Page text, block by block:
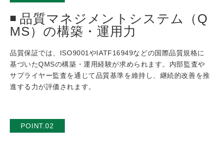
品質マネジメントシステム（Q
MS）の構築・運用力
品質保証では、ISO9001やIATF16949などの国際品質規格に
基づいたQMSの構築・運用経験が求められます。内部監査や
サプライヤー監査を通じて品質基準を維持し、継続的改善を推
進する力が評価されます。
POINT.02